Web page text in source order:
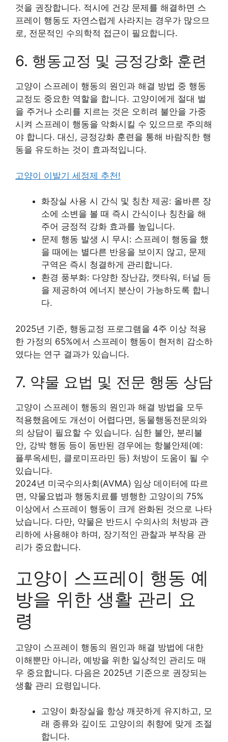
것을 권장합니다. 적시에 건강 문제를 해결하면 스
프레이 행동도 자연스럽게 사라지는 경우가 많으므
로, 전문적인 수의학적 접근이 필요합니다.
6. 행동교정 및 긍정강화 훈련
고양이 스프레이 행동의 원인과 해결 방법 중 행동
교정도 중요한 역할을 합니다. 고양이에게 절대 벌
을 주거나 소리를 지르는 것은 오히려 불안을 가중
시켜 스프레이 행동을 악화시킬 수 있으므로 주의해
야 합니다. 대신, 긍정강화 훈련을 통해 바람직한 행
동을 유도하는 것이 효과적입니다.
고양이 이발기 세정제 추천!
화장실 사용 시 간식 및 칭찬 제공: 올바른 장
소에 소변을 볼 때 즉시 간식이나 칭찬을 해
주어 긍정적 강화 효과를 높입니다.
문제 행동 발생 시 무시: 스프레이 행동을 했
을 때에는 별다른 반응을 보이지 않고, 문제
구역은 즉시 청결하게 관리합니다.
환경 풍부화: 다양한 장난감, 캣타워, 터널 등
을 제공하여 에너지 분산이 가능하도록 합니
다.
2025년 기준, 행동교정 프로그램을 4주 이상 적용
한 가정의 65%에서 스프레이 행동이 현저히 감소하
였다는 연구 결과가 있습니다.
7. 약물 요법 및 전문 행동 상담
고양이 스프레이 행동의 원인과 해결 방법을 모두
적용했음에도 개선이 어렵다면, 동물행동전문의와
의 상담이 필요할 수 있습니다. 심한 불안, 분리불
안, 강박 행동 등이 동반된 경우에는 항불안제(예:
플루옥세틴, 클로미프라민 등) 처방이 도움이 될 수
있습니다.
2024년 미국수의사회(AVMA) 임상 데이터에 따르
면, 약물요법과 행동치료를 병행한 고양이의 75%
이상에서 스프레이 행동이 크게 완화된 것으로 나타
났습니다. 다만, 약물은 반드시 수의사의 처방과 관
리하에 사용해야 하며, 장기적인 관찰과 부작용 관
리가 중요합니다.
고양이 스프레이 행동 예
방을 위한 생활 관리 요
령
고양이 스프레이 행동의 원인과 해결 방법에 대한
이해뿐만 아니라, 예방을 위한 일상적인 관리도 매
우 중요합니다. 다음은 2025년 기준으로 권장되는
생활 관리 요령입니다.
고양이 화장실을 항상 깨끗하게 유지하고, 모
래 종류와 깊이도 고양이의 취향에 맞게 조절
합니다.